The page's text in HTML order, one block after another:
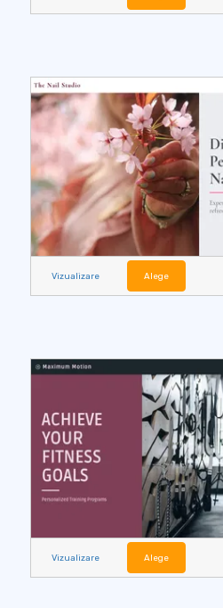
Vizualizare Alege
Vizualizare Alege